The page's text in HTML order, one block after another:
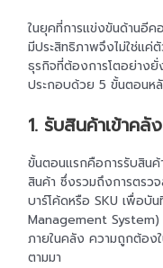
ในยุคที่การแข่งขันด้านอีค
มีประสิทธิภาพจึงไม่ใช่แค่
ธุรกิจที่ต้องการโตอย่างยั่
ประกอบด้วย 5 ขั้นตอนห
1. รับสินค้าเข้าค
ขั้นตอนแรกคือการรับสินค้
สินค้า ซึ่งรวมถึงการตรว
บาร์โค้ดหรือ SKU เพื่อบั
Management System)
ภายในคลัง ความถูกต้อ
ตามมา